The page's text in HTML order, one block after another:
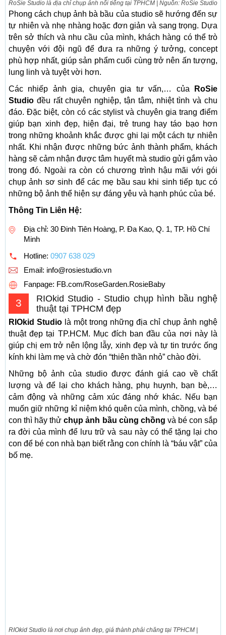
RoSie Studio là địa chỉ chụp ảnh nổi tiếng tại TPHCM | Nguồn: RoSie Studio
Phong cách chụp ảnh bà bầu của studio sẽ hướng đến sự
tự nhiên và nhẹ nhàng hoặc đơn giản và sang trọng. Dựa
trên sở thích và nhu cầu của mình, khách hàng có thể trò
chuyện với đội ngũ để đưa ra những ý tưởng, concept
phù hợp nhất, giúp sản phẩm cuối cùng trở nên ấn tượng,
lung linh và tuyệt vời hơn.
Các nhiếp ảnh gia, chuyên gia tư vấn,… của
RoSie
Studio đều rất chuyên nghiệp, tận tâm, nhiệt tình và chu
đáo. Đặc biệt, còn có các stylist và chuyên gia trang điểm
giúp bạn xinh đẹp, hiện đại, trẻ trung hay táo bạo hơn
trong những khoảnh khắc được ghi lại một cách tự nhiên
nhất. Khi nhận được những bức ảnh thành phẩm, khách
hàng sẽ cảm nhận được tâm huyết mà studio gửi gắm vào
trong đó. Ngoài ra còn có chương trình hậu mãi với gói
chụp ảnh sơ sinh để các mẹ bầu sau khi sinh tiếp tục có
những bộ ảnh thể hiện sự đáng yêu và hạnh phúc của bé.
Thông Tin Liên Hệ:
Địa chỉ: 30 Đinh Tiên Hoàng, P. Đa Kao, Q. 1, TP. Hồ Chí
Minh
Hotline: 0907 638 029
Email: info@rosiestudio.vn
Fanpage: FB.com/RoseGarden.RosieBaby
3
RIOkid Studio - Studio chụp hình bầu nghệ
thuật tại TPHCM đẹp
RIOkid Studio là một trong những địa chỉ chụp ảnh nghệ
thuật đẹp tại TP.HCM. Mục đích ban đầu của nơi này là
giúp chị em trở nên lộng lẫy, xinh đẹp và tự tin trước ống
kính khi làm mẹ và chờ đón “thiên thần nhỏ” chào đời.
Những bộ ảnh của studio được đánh giá cao về chất
lượng và để lại cho khách hàng, phụ huynh, bạn bè,…
cảm động và những cảm xúc đáng nhớ khác. Nếu bạn
muốn giữ những kỉ niệm khó quên của mình, chồng, và bé
con thì hãy thử chụp ảnh bầu cùng chồng và bé con sắp
ra đời của mình để lưu trữ và sau này có thể tặng lại cho
con để bé con nhà bạn biết rằng con chính là “báu vật” của
bố mẹ.
RIOkid Studio là nơi chụp ảnh đẹp, giá thành phải chăng tại TPHCM |